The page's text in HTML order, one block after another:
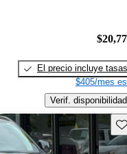
El precio incluye tasas
$405/mes
Verif. disponibilidad